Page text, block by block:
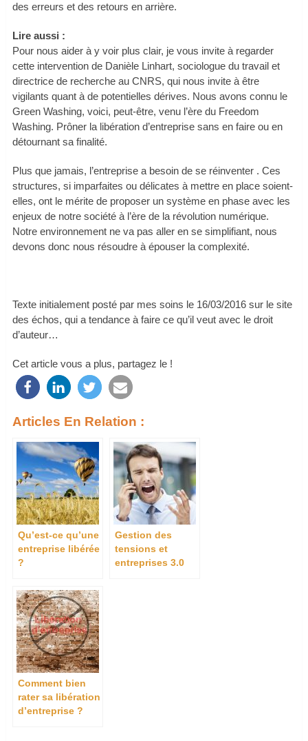
des erreurs et des retours en arrière.
Lire aussi :
Pour nous aider à y voir plus clair, je vous invite à regarder
cette intervention de Danièle Linhart, sociologue du travail et
directrice de recherche au CNRS, qui nous invite à être
vigilants quant à de potentielles dérives. Nous avons connu le
Green Washing, voici, peut-être, venu l’ère du Freedom
Washing. Prôner la libération d’entreprise sans en faire ou en
détournant sa finalité.
Plus que jamais, l’entreprise a besoin de se réinventer . Ces
structures, si imparfaites ou délicates à mettre en place soient-
elles, ont le mérite de proposer un système en phase avec les
enjeux de notre société à l’ère de la révolution numérique.
Notre environnement ne va pas aller en se simplifiant, nous
devons donc nous résoudre à épouser la complexité.
Texte initialement posté par mes soins le 16/03/2016 sur le site
des échos, qui a tendance à faire ce qu’il veut avec le droit
d’auteur…
Cet article vous a plus, partagez le !
Articles En Relation :
Qu’est-ce qu’une
entreprise libérée
?
Gestion des
tensions et
entreprises 3.0
Comment bien
rater sa libération
d’entreprise ?